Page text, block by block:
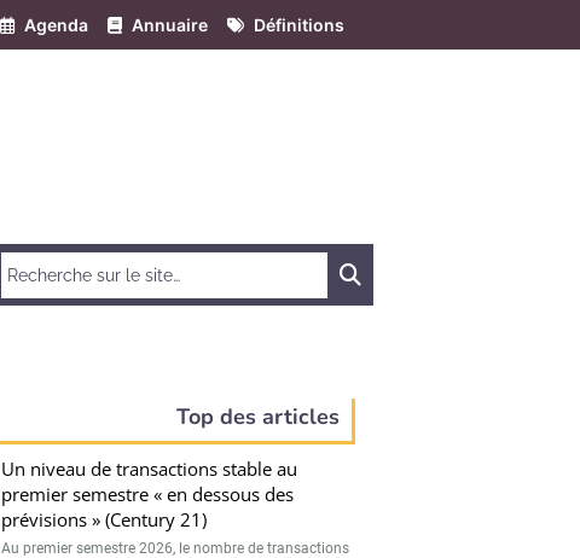
Agenda Annuaire Définitions
Top des articles
Un niveau de transactions stable au
premier semestre « en dessous des
prévisions » (Century 21)
Au premier semestre 2026, le nombre de transactions